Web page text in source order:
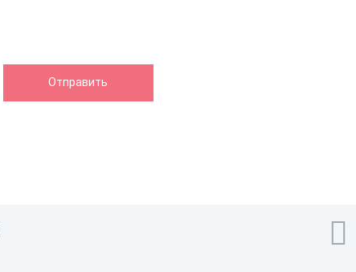
